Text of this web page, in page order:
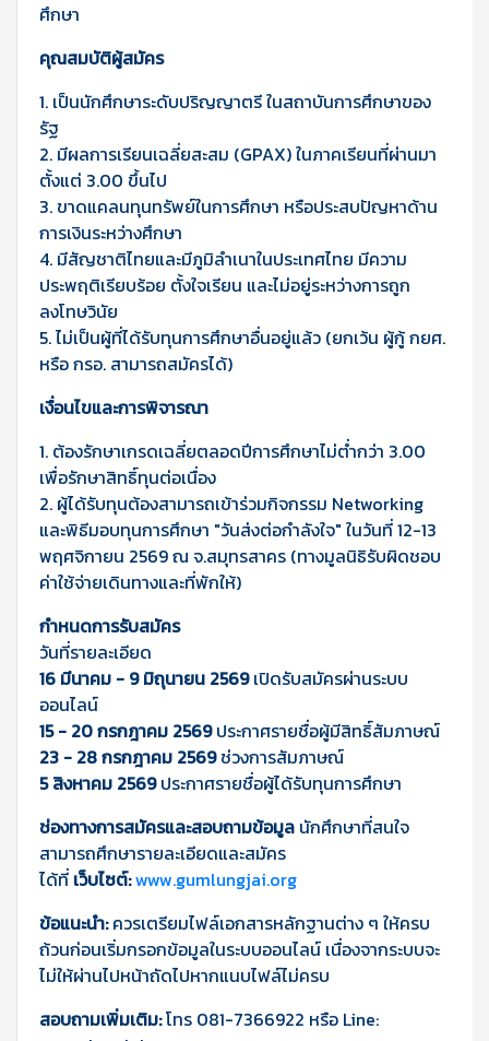
ศึกษา
คุณสมบัติผู้สมัคร
1. เป็นนักศึกษาระดับปริญญาตรี ในสถาบันการศึกษาของ
รัฐ
2. มีผลการเรียนเฉลี่ยสะสม (GPAX) ในภาคเรียนที่ผ่านมา
ตั้งแต่ 3.00 ขึ้นไป
3. ขาดแคลนทุนทรัพย์ในการศึกษา หรือประสบปัญหาด้าน
การเงินระหว่างศึกษา
4. มีสัญชาติไทยและมีภูมิลำเนาในประเทศไทย มีความ
ประพฤติเรียบร้อย ตั้งใจเรียน และไม่อยู่ระหว่างการถูก
ลงโทษวินัย
5. ไม่เป็นผู้ที่ได้รับทุนการศึกษาอื่นอยู่แล้ว (ยกเว้น ผู้กู้ กยศ.
หรือ กรอ. สามารถสมัครได้)
เงื่อนไขและการพิจารณา
1. ต้องรักษาเกรดเฉลี่ยตลอดปีการศึกษาไม่ต่ำกว่า 3.00
เพื่อรักษาสิทธิ์ทุนต่อเนื่อง
2. ผู้ได้รับทุนต้องสามารถเข้าร่วมกิจกรรม Networking
และพิธีมอบทุนการศึกษา "วันส่งต่อกำลังใจ" ในวันที่ 12-13
พฤศจิกายน 2569 ณ จ.สมุทรสาคร (ทางมูลนิธิรับผิดชอบ
ค่าใช้จ่ายเดินทางและที่พักให้)
กำหนดการรับสมัคร
วันที่รายละเอียด
16 มีนาคม - 9 มิถุนายน 2569เปิดรับสมัครผ่านระบบ
ออนไลน์
15 - 20 กรกฎาคม 2569ประกาศรายชื่อผู้มีสิทธิ์สัมภาษณ์
23 - 28 กรกฎาคม 2569ช่วงการสัมภาษณ์
5 สิงหาคม 2569ประกาศรายชื่อผู้ได้รับทุนการศึกษา
ช่องทางการสมัครและสอบถามข้อมูล นักศึกษาที่สนใจ
สามารถศึกษารายละเอียดและสมัคร
ได้ที่ เว็บไซต์:www.gumlungjai.org
ข้อแนะนำ:ควรเตรียมไฟล์เอกสารหลักฐานต่าง ๆ ให้ครบ
ถ้วนก่อนเริ่มกรอกข้อมูลในระบบออนไลน์ เนื่องจากระบบจะ
ไม่ให้ผ่านไปหน้าถัดไปหากแนบไฟล์ไม่ครบ
สอบถามเพิ่มเติม:โทร 081-7366922 หรือ Line: